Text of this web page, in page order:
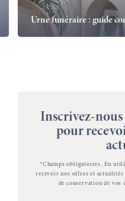
Urne funéraire : guide
Inscrivez-
pour
*Champs obligatoires. En
recevoir nos offres et
de conservation de vos